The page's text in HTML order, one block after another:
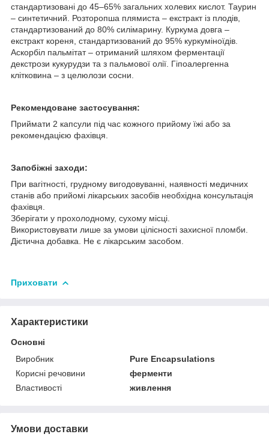
стандартизовані до 45–65% загальних холевих кислот. Таурин
– синтетичний. Розторопша плямиста – екстракт із плодів,
стандартизований до 80% силімарину. Куркума довга –
екстракт кореня, стандартизований до 95% куркуміноїдів.
Аскорбіл пальмітат – отриманий шляхом ферментації
декстрози кукурудзи та з пальмової олії. Гіпоалергенна
клітковина – з целюлози сосни.
Рекомендоване застосування:
Приймати 2 капсули під час кожного прийому їжі або за
рекомендацією фахівця.
Запобіжні заходи:
При вагітності, грудному вигодовуванні, наявності медичних
станів або прийомі лікарських засобів необхідна консультація
фахівця.
Зберігати у прохолодному, сухому місці.
Використовувати лише за умови цілісності захисної пломби.
Дієтична добавка. Не є лікарським засобом.
Приховати
Характеристики
Основні
Виробник
Pure Encapsulations
Корисні речовини
ферменти
Властивості
живлення
Умови доставки